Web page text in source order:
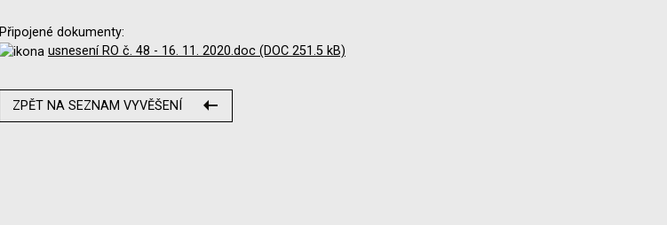
Připojené dokumenty:
usnesení RO č. 48 - 16. 11. 2020.doc (DOC 251.5 kB)
ZPĚT NA SEZNAM VYVĚŠENÍ